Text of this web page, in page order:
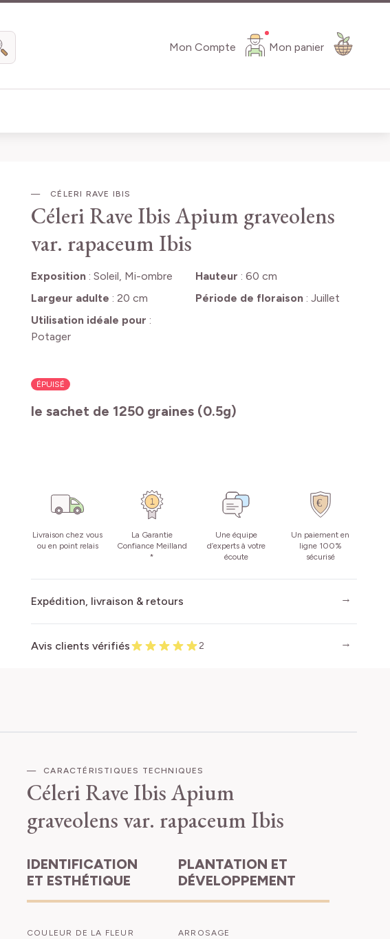
Mon Compte Mon panier
Chercher
CÉLERI RAVE IBIS
Céleri Rave IbisApium graveolens
var. rapaceum Ibis
Exposition: Soleil, Mi-ombre Hauteur : 60 cm
Largeur adulte : 20 cm Période de floraison: Juillet
Utilisation idéale pour :
Potager
ÉPUISÉ
le sachet de 1250 graines (0.5g)
Livraison chez vous
ou en point relais
La Garantie
Confiance Meilland
*
Une équipe
d’experts à votre
écoute
Un paiement en
ligne 100%
sécurisé
Expédition, livraison & retours
Avis clients vérifiés 2
CARACTÉRISTIQUES TECHNIQUES
Céleri Rave IbisApium
graveolens var. rapaceum Ibis
IDENTIFICATION
ET ESTHÉTIQUE
COULEUR DE LA FLEUR
PLANTATION ET
DÉVELOPPEMENT
ARROSAGE